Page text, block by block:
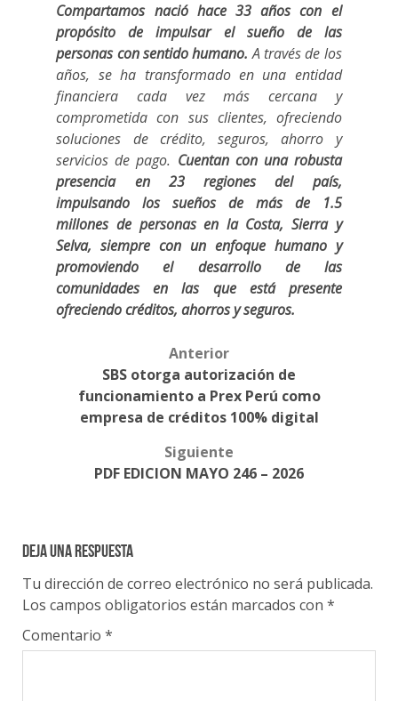
Compartamos nació hace 33 años con el
propósito de impulsar el sueño de las
personas con sentido humano.A través de los
años, se ha transformado en una entidad
financiera cada vez más cercana y
comprometida con sus clientes, ofreciendo
soluciones de crédito, seguros, ahorro y
servicios de pago. Cuentan con una robusta
presencia en 23 regiones del país,
impulsando los sueños de más de 1.5
millones de personas en la Costa, Sierra y
Selva, siempre con un enfoque humano y
promoviendo el desarrollo de las
comunidades en las que está presente
ofreciendo créditos, ahorros y seguros.
navigation
Anterior
SBS otorga autorización de
funcionamiento a Prex Perú como
empresa de créditos 100% digital
Siguiente
PDF EDICION MAYO 246 – 2026
Deja una respuesta
Tu dirección de correo electrónico no será publicada.
Los campos obligatorios están marcados con *
Comentario *